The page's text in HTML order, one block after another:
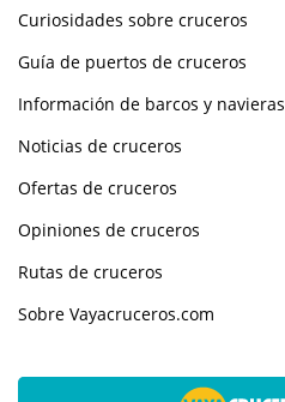
Curiosidades sobre cruceros
Guía de puertos de cruceros
Información de barcos y navieras
Noticias de cruceros
Ofertas de cruceros
Opiniones de cruceros
Rutas de cruceros
Sobre Vayacruceros.com